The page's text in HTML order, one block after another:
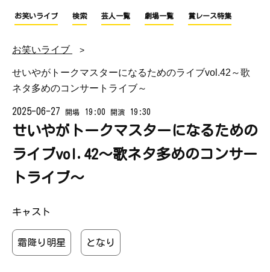
お笑いライブ 検索 芸人一覧 劇場一覧 賞レース特集
お笑いライブ
せいやがトークマスターになるためのライブvol.42～歌
ネタ多めのコンサートライブ～
2025-06-27 開場 19:00 開演 19:30
せいやがトークマスターになるための
ライブvol.42～歌ネタ多めのコンサー
トライブ～
キャスト
霜降り明星 となり